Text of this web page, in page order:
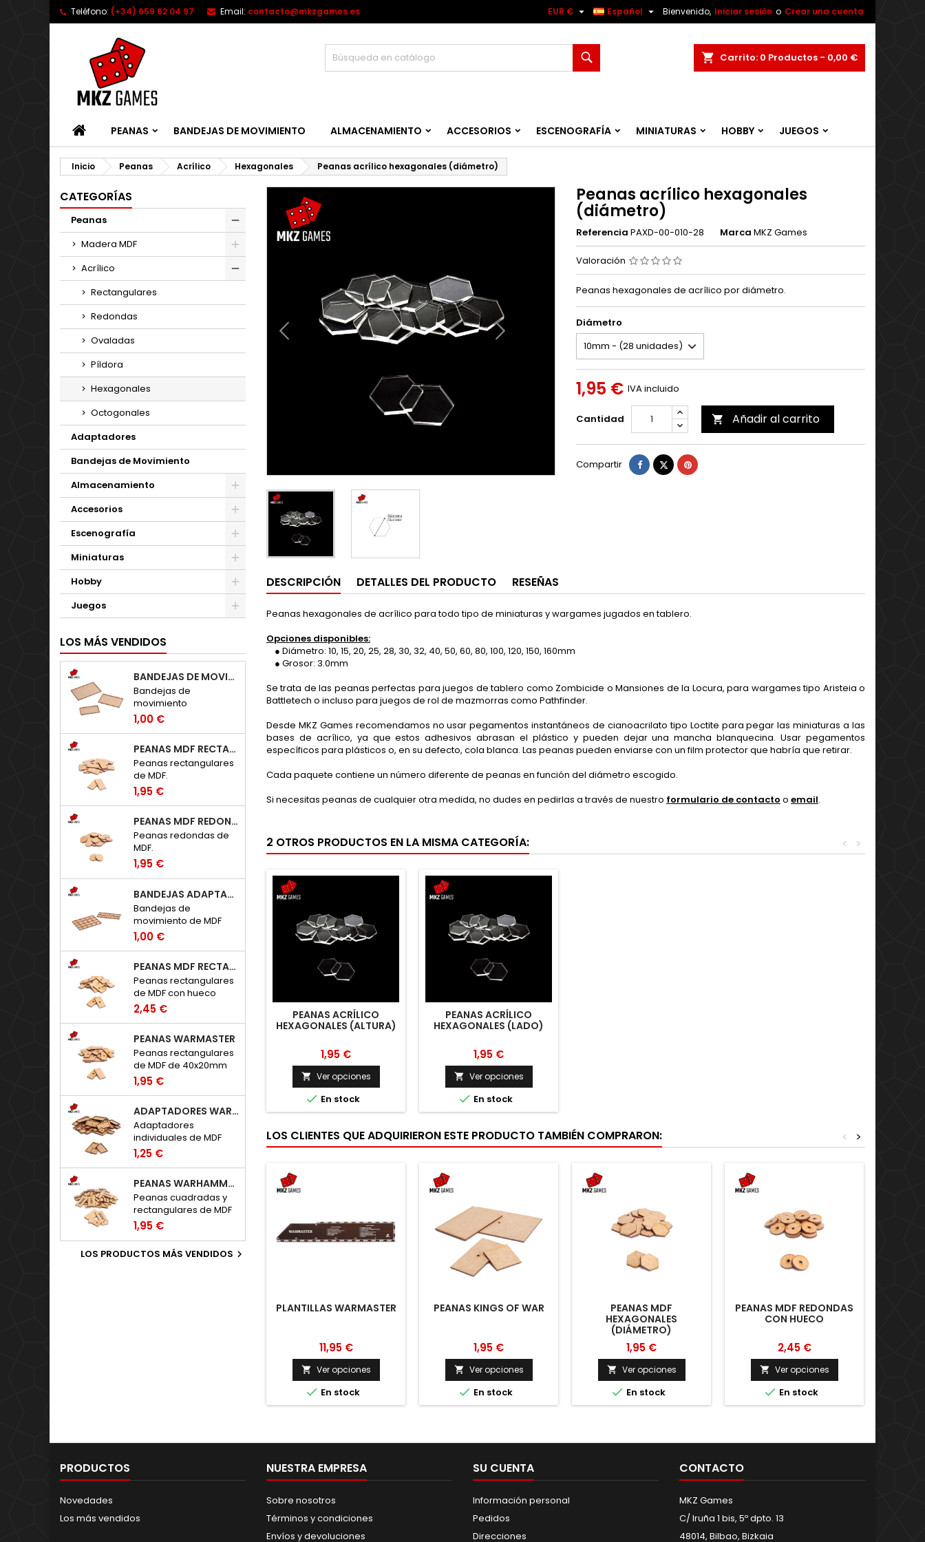
Teléfono: (+34) 659 62 04 97 Email: contacto@mkzgames.es Bienvenido, Iniciar sesión o Crear una cuenta
Español 
EUR € 
Carrito 0 Productos - 0,00 €
INICIOPEANAS BANDEJAS DE MOVIMIENTO ALMACENAMIENTO ACCESORIOS ESCENOGRAFÍA MINIATURAS HOBBY JUEGOS
Inicio Peanas Acrílico Hexagonales Peanas acrílico hexagonales (diámetro)
CATEGORÍAS
Peanas
Madera MDF
Acrílico
Rectangulares
Redondas
Ovaladas
Píldora
Hexagonales
Octogonales
Adaptadores
Bandejas de Movimiento
Almacenamiento
Accesorios
Escenografía
Miniaturas
Hobby
Juegos
LOS MÁS VENDIDOS
BANDEJAS DE MOVIMIENTO RECTANGULARES
Bandejas de
movimiento
rectangulares de MDF.
1,00 €
PEANAS MDF RECTANGULARES
Peanas rectangulares
de MDF.
1,95 €
PEANAS MDF REDONDAS
Peanas redondas de
MDF.
1,95 €
BANDEJAS ADAPTADORAS WARHAMMER: TOW - HUECOS 20X20MM
Bandejas de
movimiento de MDF
para adaptar peanas
clásicas de 20x20mm
World.
1,00 €
PEANAS MDF RECTANGULARES CON HUECO
Peanas rectangulares
de MDF con hueco
para imanes de
neodimio.
2,45 €
PEANAS WARMASTER
Peanas rectangulares
de MDF de 40x20mm
para Warmaster.
1,95 €
ADAPTADORES WARHAMMER: THE OLD WORLD
Adaptadores
individuales de MDF
para peanas de
Warhammer: The Old
1,25 €
PEANAS WARHAMMER THE OLD WORLD
Peanas cuadradas y
rectangulares de MDF
para Warhammer: The
Old World.
1,95 €
LOS PRODUCTOS MÁS VENDIDOS 
Peanas acrílico hexagonales
(diámetro)
Referencia PAXD-00-010-28 Marca MKZ Games
Valoración
Peanas hexagonales de acrílico por diámetro.
Diámetro
1,95 € IVA incluido
Cantidad  Añadir al carrito
Compartir Compartir
TuitearPinterest
DESCRIPCIÓN DETALLES DEL PRODUCTO RESEÑAS
Peanas hexagonales de acrílico para todo tipo de miniaturas y wargames jugados en tablero.
Opciones disponibles:
● Diámetro: 10, 15, 20, 25, 28, 30, 32, 40, 50, 60, 80, 100, 120, 150, 160mm
● Grosor: 3.0mm
Se trata de las peanas perfectas para juegos de tablero como Zombicide o Mansiones de la Locura, para wargames tipo Aristeia o
Battletech o incluso para juegos de rol de mazmorras como Pathfinder.
Desde MKZ Games recomendamos no usar pegamentos instantáneos de cianoacrilato tipo Loctite para pegar las miniaturas a las
bases de acrílico, ya que estos adhesivos abrasan el plástico y pueden dejar una mancha blanquecina. Usar pegamentos
específicos para plásticos o, en su defecto, cola blanca. Las peanas pueden enviarse con un film protector que habría que retirar.
Cada paquete contiene un número diferente de peanas en función del diámetro escogido.
Si necesitas peanas de cualquier otra medida, no dudes en pedirlas a través de nuestro formulario de contacto o email.
2 OTROS PRODUCTOS EN LA MISMA CATEGORÍA: >
<
PEANAS ACRÍLICO
HEXAGONALES (ALTURA)
1,95 €
 Ver opciones
 En stock
PEANAS ACRÍLICO
HEXAGONALES (LADO)
1,95 €
 Ver opciones
 En stock
LOS CLIENTES QUE ADQUIRIERON ESTE PRODUCTO TAMBIÉN COMPRARON: >
<
PLANTILLAS WARMASTER
11,95 €
 Ver opciones
 En stock
PEANAS KINGS OF WAR
1,95 €
 Ver opciones
 En stock
PEANAS MDF
HEXAGONALES
(DIÁMETRO)
1,95 €
 Ver opciones
 En stock
PEANAS MDF REDONDAS
CON HUECO
2,45 €
 Ver opciones
 En stock
PRODUCTOS
Novedades
Los más vendidos
NUESTRA EMPRESA
Sobre nosotros
Términos y condiciones
Envíos y devoluciones
SU CUENTA
Información personal
Pedidos
Direcciones
CONTACTO
MKZ Games
C/ Iruña 1 bis, 5º dpto. 13
48014, Bilbao, Bizkaia